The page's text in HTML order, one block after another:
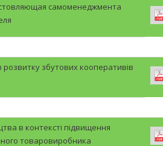
самоменеджмента
збутових кооперативів
в контексті підвищення
товаровиробника